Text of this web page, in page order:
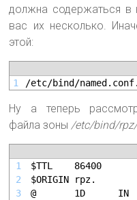
должна содержаться в
вас их несколько.
этой:
1
/etc/bind/
Ну а теперь
файла зоны /etc/bind/
1
2
3
$TTL    86400
$ORIGIN rpz.
@       1D